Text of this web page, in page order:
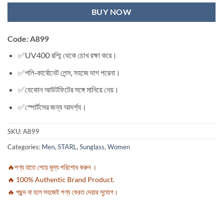
BUY NOW
Code: A899
✅UV400 রশ্মি থেকে চোখ রক্ষা করে।
✅পলি‑কার্বোনেট লেন্স, সহজে দাগ পরেনা।
✅যেকোন আউটফিটের সঙ্গে মানিয়ে নেয়।
✅স্পোর্টসের জন্য আদর্শ্য।
SKU:A899
Categories: Men, STARL , Sunglass, Women
🔥পণ্য হাতে পেয়ে মূল্য পরিশোধ করুন ।
🔥 100% Authentic Brand Product.
🔥 পছন্দ না হলে সহজেই পণ্য ফেরত দেয়ার সুযোগ।